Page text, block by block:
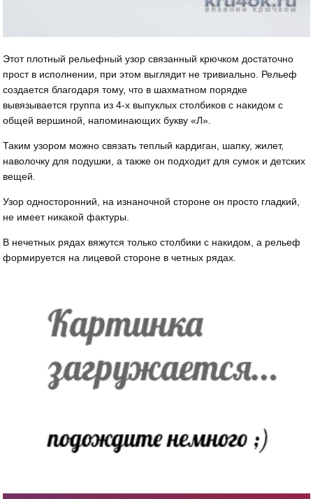
Этот плотный рельефный узор связанный крючком достаточно
прост в исполнении, при этом выглядит не тривиально. Рельеф
создается благодаря тому, что в шахматном порядке
вывязывается группа из 4-х выпуклых столбиков с накидом с
общей вершиной, напоминающих букву «Л».
Таким узором можно связать теплый кардиган, шапку, жилет,
наволочку для подушки, а также он подходит для сумок и детских
вещей.
Узор односторонний, на изнаночной стороне он просто гладкий,
не имеет никакой фактуры.
В нечетных рядах вяжутся только столбики с накидом, а рельеф
формируется на лицевой стороне в четных рядах.